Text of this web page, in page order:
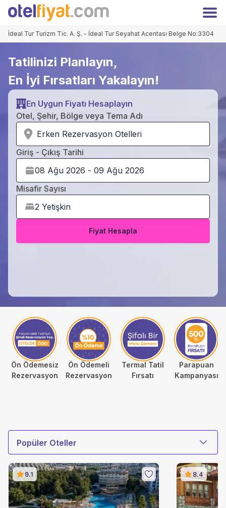
Hoşgeldiniz
Üyelere özel fiyatları kaçırmayın!
Giriş
Kayıt Ol
TRYTürk Lirası
Anasayfa
Kampanyalar
Hakkımızda
İletişim
Otelinizi Ekleyin
Extranet Girişi
Facebook
Instagram
İdeal Tur Turizm Tic. A. Ş. - İdeal Tur Seyahat Acentası Belge No:3304
Tatilinizi Planlayın,
En İyi Fırsatları Yakalayın!
En Uygun Fiyatı Hesaplayın
Otel, Şehir, Bölge veya Tema Adı
Erken Rezervasyon Otelleri
Giriş - Çıkış Tarihi
Misafir Sayısı
Fiyat Hesapla
Ön Ödemesiz
Rezervasyon
Ön Ödemeli
Rezervasyon
Termal Tatil
Fırsatı
Parapuan
Kampanyası
Otel Türü
9.1 8.4